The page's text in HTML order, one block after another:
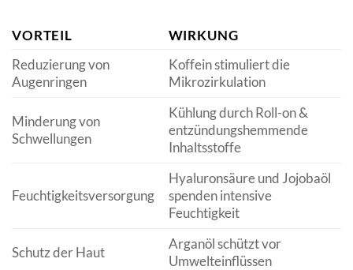
VORTEIL
WIRKUNG
Reduzierung von
Augenringen
Koffein stimuliert die
Mikrozirkulation
Minderung von
Schwellungen
Kühlung durch Roll-on &
entzündungshemmende
Inhaltsstoffe
Feuchtigkeitsversorgung
Hyaluronsäure und Jojobaöl
spenden intensive
Feuchtigkeit
Schutz der Haut
Arganöl schützt vor
Umwelteinflüssen